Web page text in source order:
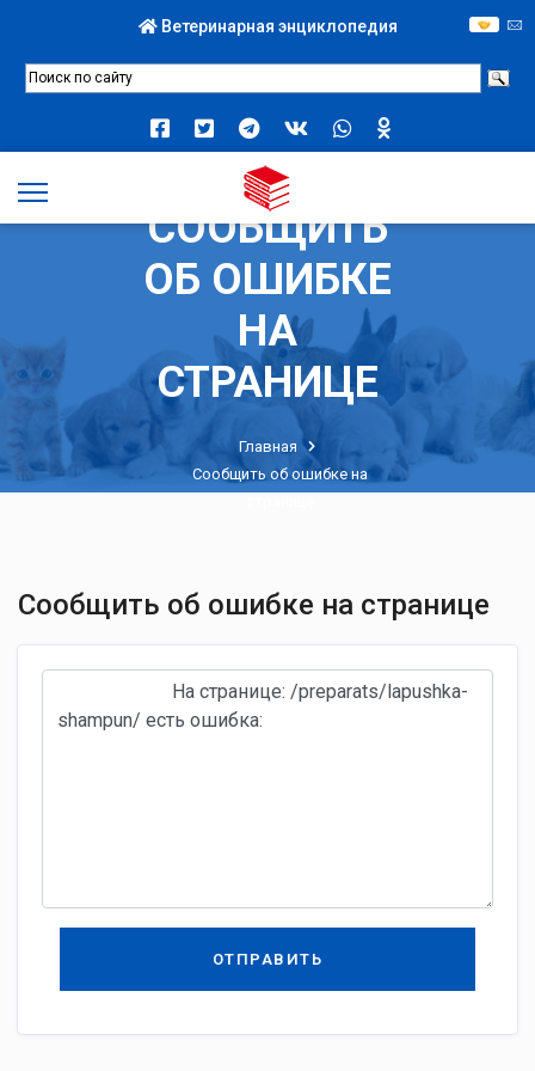
Ветеринарная энциклопедия
СООБЩИТЬ
ОБ ОШИБКЕ
НА
СТРАНИЦЕ
Главная
Сообщить об ошибке на
Сообщить об ошибке на странице
ОТПРАВИТЬ